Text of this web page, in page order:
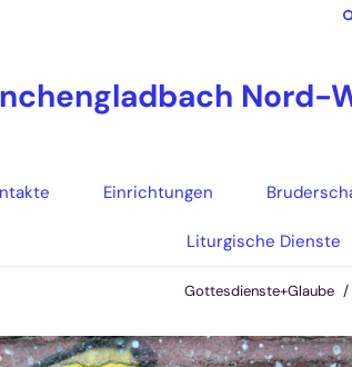
Nord-
Einrichtungen
Liturgische Dienste
Gottesdienste+Glaube